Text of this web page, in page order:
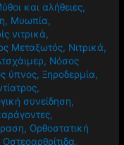
και αλήθειες,
, Μυωπία,
νιτρικά,
Μεταξωτός, Νιτρικά,
, Νόσος
ύπνος,Ξηροδερμία,
,
συνείδηση,
,
, Ορθοστατική
Οστεοαρθρίτιδα,